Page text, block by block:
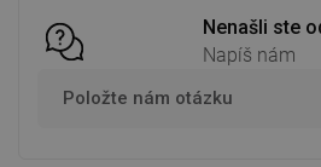
Nenašli ste
Napíš nám
Položte nám otázku